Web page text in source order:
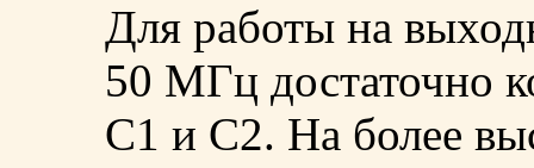
Для работы на
50 МГц достаточно
C1 и C2. На более